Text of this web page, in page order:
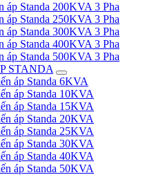
áp Standa 200KVA 3 Pha
áp Standa 250KVA 3 Pha
áp Standa 300KVA 3 Pha
áp Standa 400KVA 3 Pha
áp Standa 500KVA 3 Pha
STANDA
áp Standa 6KVA
áp Standa 10KVA
áp Standa 15KVA
áp Standa 20KVA
áp Standa 25KVA
áp Standa 30KVA
áp Standa 40KVA
áp Standa 50KVA